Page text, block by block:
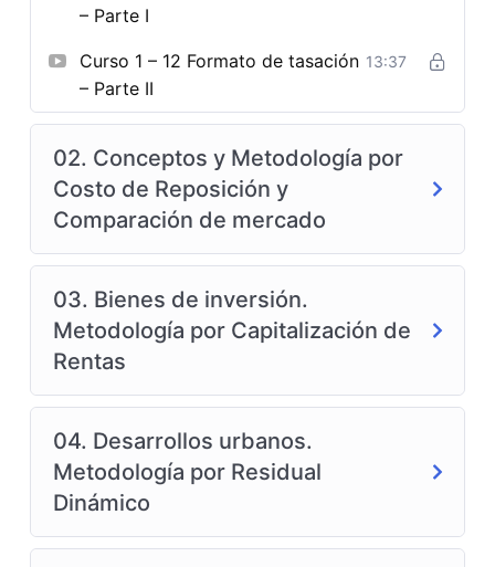
– Parte I
Curso 1 – 12 Formato de tasación
– Parte II
13:37
02. Conceptos y Metodología por
Costo de Reposición y
Comparación de mercado
03. Bienes de inversión.
Metodología por Capitalización de
Rentas
04. Desarrollos urbanos.
Metodología por Residual
Dinámico